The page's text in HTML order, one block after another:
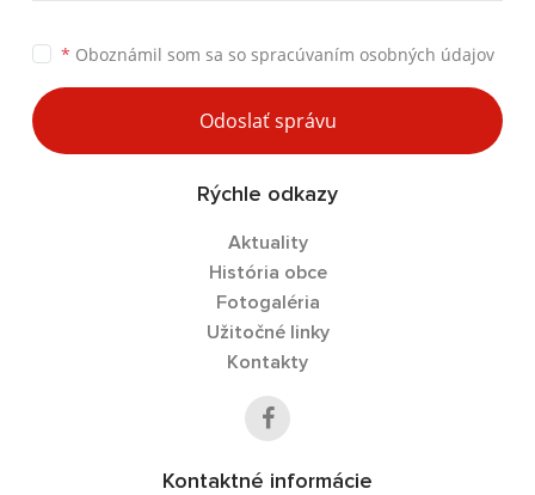
* Oboznámil som sa so spracúvaním osobných údajov
Odoslať správu
Rýchle odkazy
Aktuality
História obce
Fotogaléria
Užitočné linky
Kontakty
Kontaktné informácie